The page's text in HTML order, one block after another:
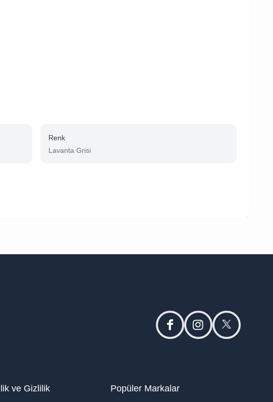
Renk
Lavanta Grisi
facebookinstagramtwitter
ve Gizlilik Popüler Markalar